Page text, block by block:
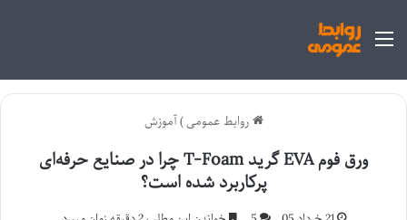
منو
روابط عمومی)آموزش
ورق فوم EVA گرید T-Foam چرا در صنایع حرفه‌ای
پرکاربرد شده است؟